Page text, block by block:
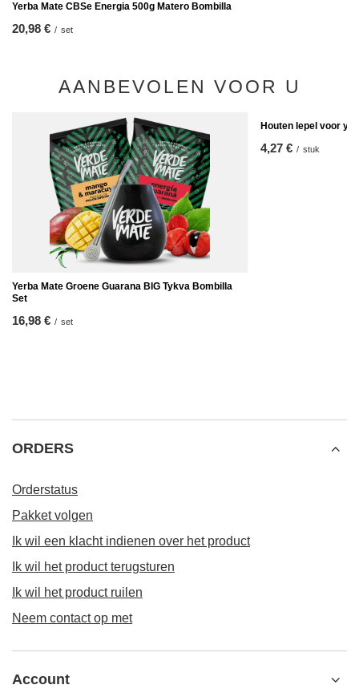
Yerba Mate CBSe Energia 500g Matero Bombilla
20,98 € / set
AANBEVOLEN VOOR U
Yerba Mate Groene Guarana BIG Tykva Bombilla
Set
16,98 € / set
Houten lepel voor
4,27 € / stuk
ORDERS
Orderstatus
Pakket volgen
Ik wil een klacht indienen over het product
Ik wil het product terugsturen
Ik wil het product ruilen
Neem contact op met
Account